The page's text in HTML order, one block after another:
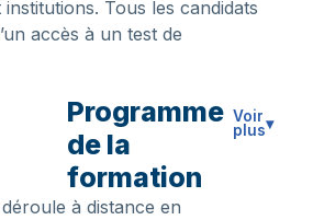
Tous les candidats
accès à un test de
Programme
de la
formation
Voir
plus▾
à distance en